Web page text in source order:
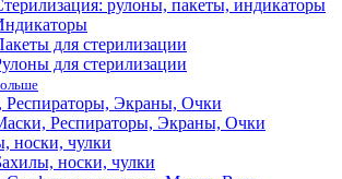
рулоны, пакеты, индикаторы
для стерилизации
для стерилизации
Респираторы, Экраны, Очки
Респираторы, Экраны, Очки
носки, чулки
носки, чулки